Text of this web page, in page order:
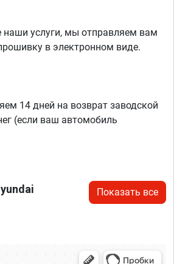
наши услуги, мы отправляем вам
в электронном виде.
14 дней на возврат заводской
(если ваш автомобиль
Показать все